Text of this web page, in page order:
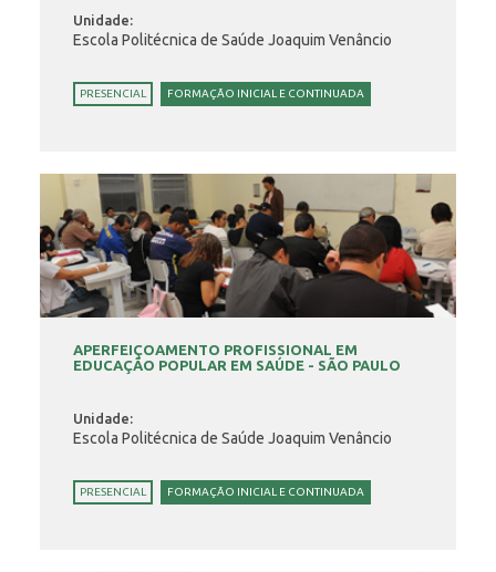
Unidade:
Escola Politécnica de Saúde Joaquim Venâncio
PRESENCIAL FORMAÇÃO INICIAL E CONTINUADA
APERFEIÇOAMENTO PROFISSIONAL EM
EDUCAÇÃO POPULAR EM SAÚDE - SÃO PAULO
Unidade:
Escola Politécnica de Saúde Joaquim Venâncio
PRESENCIAL FORMAÇÃO INICIAL E CONTINUADA